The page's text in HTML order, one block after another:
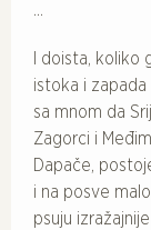
...
I doista,
istoka i
sa mnom da
Zagorci i
Dapače,
i na posve
psuju